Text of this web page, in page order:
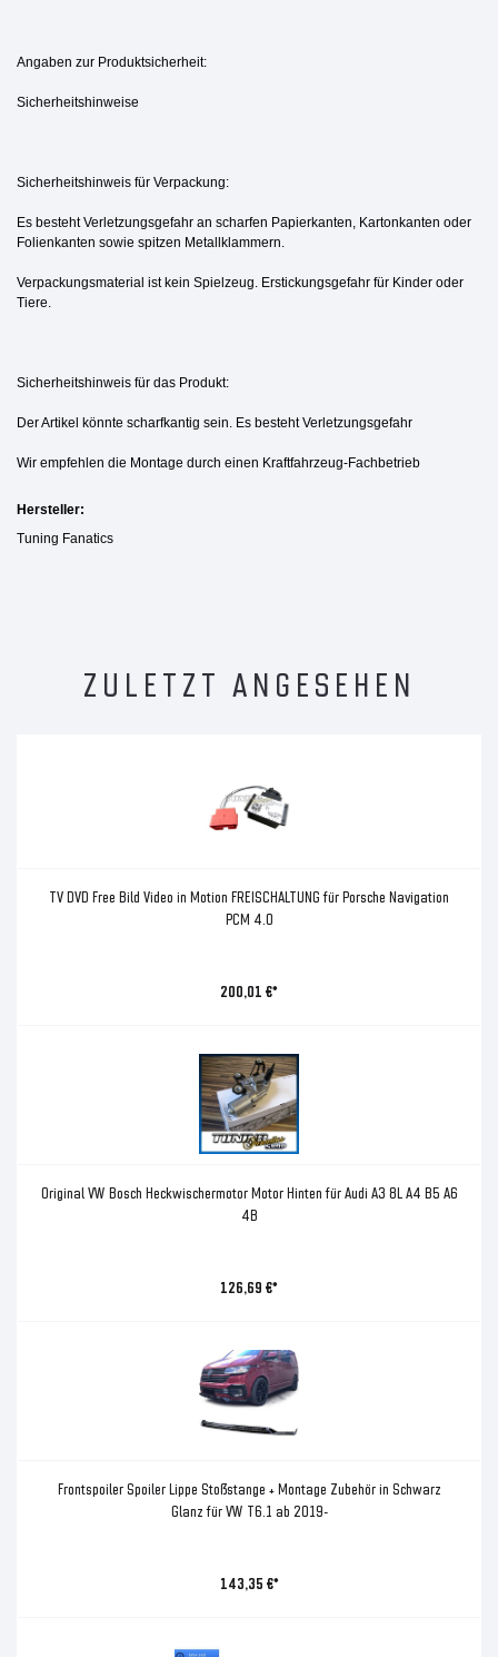
Angaben zur Produktsicherheit:
Sicherheitshinweise
Sicherheitshinweis für Verpackung:
Es besteht Verletzungsgefahr an scharfen Papierkanten, Kartonkanten oder
Folienkanten sowie spitzen Metallklammern.
Verpackungsmaterial ist kein Spielzeug. Erstickungsgefahr für Kinder oder
Tiere.
Sicherheitshinweis für das Produkt:
Der Artikel könnte scharfkantig sein. Es besteht Verletzungsgefahr
Wir empfehlen die Montage durch einen Kraftfahrzeug-Fachbetrieb
Hersteller:
Tuning Fanatics
ZULETZT ANGESEHEN
TV DVD Free Bild Video in Motion FREISCHALTUNG für Porsche Navigation
PCM 4.0
200,01 €*
Original VW Bosch Heckwischermotor Motor Hinten für Audi A3 8L A4 B5 A6
4B
126,69 €*
Frontspoiler Spoiler Lippe Stoßstange + Montage Zubehör in Schwarz
Glanz für VW T6.1 ab 2019-
143,35 €*